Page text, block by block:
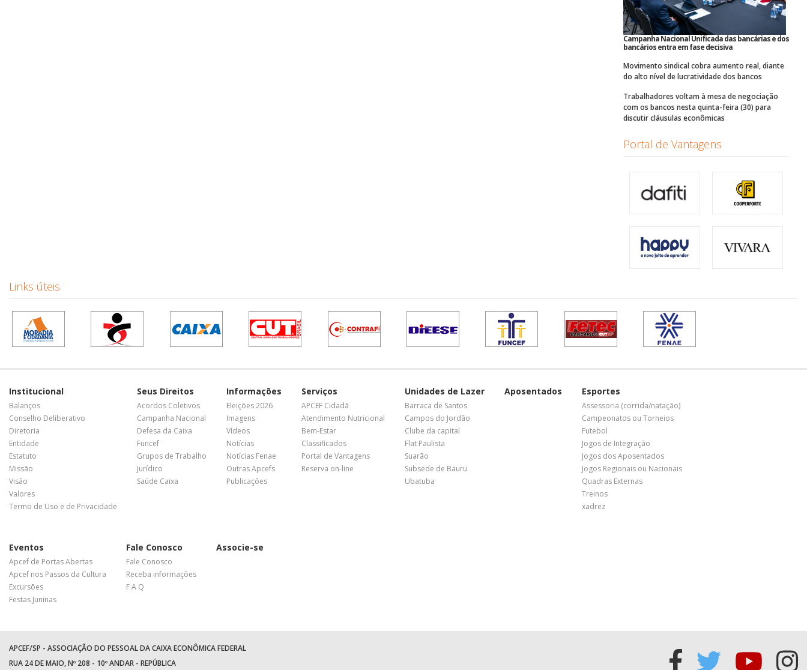
Campanha Nacional Unificada das bancárias e dos
bancários entra em fase decisiva
Movimento sindical cobra aumento real, diante
do alto nível de lucratividade dos bancos
Trabalhadores voltam à mesa de negociação
com os bancos nesta quinta-feira (30) para
discutir cláusulas econômicas
Portal de Vantagens
Links úteis
Institucional
Balanços
Conselho Deliberativo
Diretoria
Entidade
Estatuto
Missão
Visão
Valores
Termo de Uso e de Privacidade
Seus Direitos
Acordos Coletivos
Campanha Nacional
Defesa da Caixa
Funcef
Grupos de Trabalho
Jurídico
Saúde Caixa
Informações
Eleições 2026
Imagens
Vídeos
Notícias
Notícias Fenae
Outras Apcefs
Publicações
Serviços
APCEF Cidadã
Atendimento Nutricional
Bem-Estar
Classificados
Portal de Vantagens
Reserva on-line
Unidades de Lazer
Barraca de Santos
Campos do Jordão
Clube da capital
Flat Paulista
Suarão
Subsede de Bauru
Ubatuba
Aposentados Esportes
Assessoria (corrida/natação)
Campeonatos ou Torneios
Futebol
Jogos de Integração
Jogos dos Aposentados
Jogos Regionais ou Nacionais
Quadras Externas
Treinos
xadrez
Eventos
Apcef de Portas Abertas
Apcef nos Passos da Cultura
Excursões
Festas Juninas
Fale Conosco
Fale Conosco
Receba informações
F A Q
Associe-se
APCEF/SP - ASSOCIAÇÃO DO PESSOAL DA CAIXA ECONÔMICA FEDERAL
RUA 24 DE MAIO, Nº 208 - 10º ANDAR - REPÚBLICA
Acessar
Acessar